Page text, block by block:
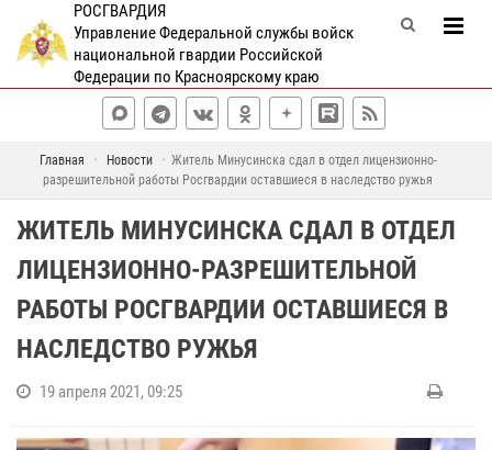
РОСГВАРДИЯ
Управление Федеральной службы войск
национальной гвардии Российской
Федерации по Красноярскому краю
Главная Новости
Житель Минусинска сдал в отдел лицензионно-
разрешительной работы Росгвардии оставшиеся в наследство ружья
ЖИТЕЛЬ МИНУСИНСКА СДАЛ В ОТДЕЛ
ЛИЦЕНЗИОННО-РАЗРЕШИТЕЛЬНОЙ
РАБОТЫ РОСГВАРДИИ ОСТАВШИЕСЯ В
НАСЛЕДСТВО РУЖЬЯ
19 апреля 2021, 09:25